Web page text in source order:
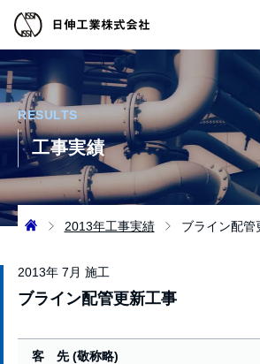
RESULTS
工事実績
2013年工事実績 ブライン配管
2013年 7月 施工
ブライン配管更新工事
客 先 (敬称略)